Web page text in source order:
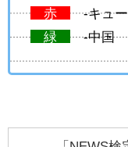
赤
-キュー
緑
-中国